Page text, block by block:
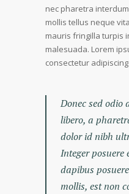
nec pharetra
mollis tellus neque
mauris fringilla turpis
malesuada. Lorem
consectetur
Donec sed odio
libero, a
dolor id nibh
Integer posuere
dapibus
mollis, est non